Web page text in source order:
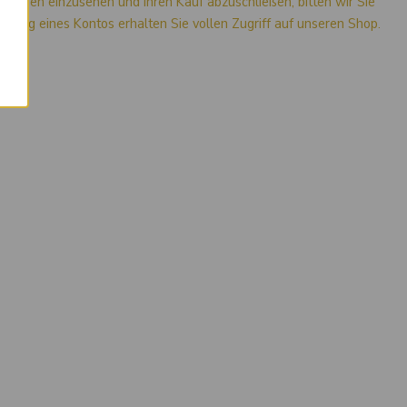
eines Kontos erhalten Sie vollen Zugriff auf unseren Shop.